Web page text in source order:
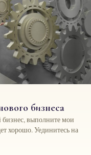
бизнеса
бизнес, выполните мои
хорошо. Уединитесь на